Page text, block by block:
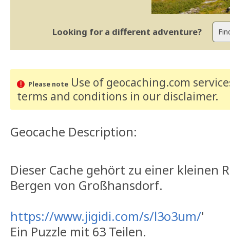
Looking for a different adventure?
Please noteUse of geocaching.com
terms and conditions in our disclaimer.
Geocache Description:
Dieser Cache gehört zu einer kleinen
Bergen von Großhansdorf.
https://www.jigidi.com/s/l3o3um/'
Ein Puzzle mit 63 Teilen.